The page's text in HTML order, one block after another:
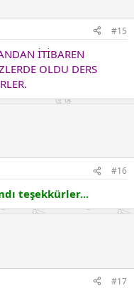
#15
İTİBAREN
OLDU DERS
#16
teşekkürler...
#17